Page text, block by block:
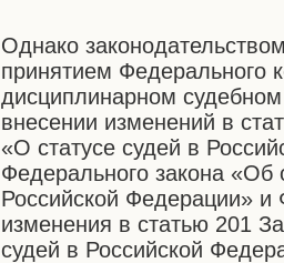
Однако
принятием Федерального
дисциплинарном
внесении изменений в
«О статусе судей в
Федерального закона «Об
Российской Федерации» и
изменения в статью 201
судей в Российской